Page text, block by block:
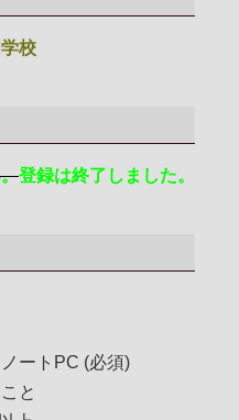
校
登録は終了しました。
ートPC (必須)
と